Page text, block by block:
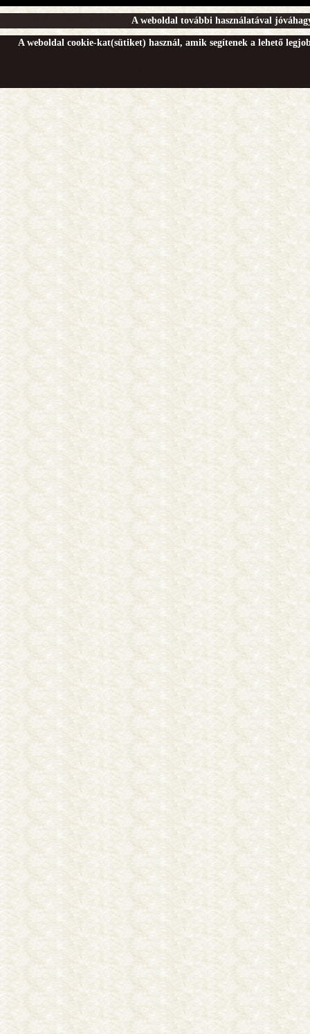
A weboldal további használatával
A weboldal cookie-kat(sütiket) használ, amik segítenek a lehető